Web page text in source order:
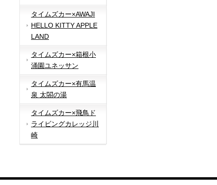
タイムズカー×AWAJI
HELLO KITTY APPLE
LAND
タイムズカー×箱根小
涌園ユネッサン
タイムズカー×有馬温
泉 太閤の湯
タイムズカー×飛鳥ド
ライビングカレッジ川
崎